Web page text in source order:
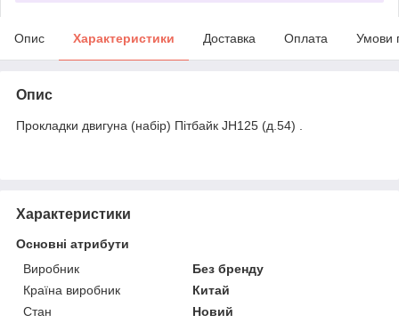
Опис Характеристики Доставка Оплата Умови
Опис
Прокладки двигуна (набір) Пітбайк JH125 (д.54) .
Характеристики
Основні атрибути
Виробник
Без бренду
Країна виробник
Китай
Стан
Новий